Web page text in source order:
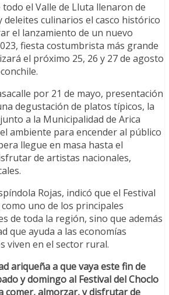
todo el Valle de Lluta llenaron de
deleites culinarios el casco histórico
el lanzamiento de un nuevo
fiesta costumbrista más grande
el próximo 25, 26 y 27 de agosto
por 21 de mayo, presentación
degustación de platos típicos, la
a la Municipalidad de Arica
ambiente para encender al público
llegue en masa hasta el
de artistas nacionales,
Rojas, indicó que el Festival
uno de los principales
de toda la región, sino que además
que ayuda a las economías
viven en el sector rural.
ariqueña a que vaya este fin de
y domingo al Festival del Choclo
comer, almorzar, y disfrutar de